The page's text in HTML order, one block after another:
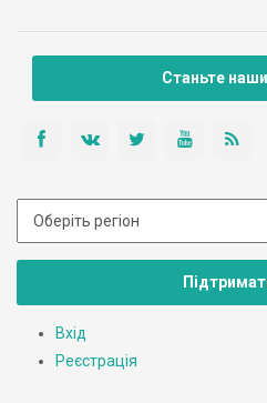
Станьте
Вхід
Реєстрація